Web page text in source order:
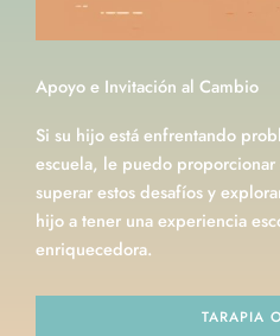
Apoyo e Invitación al Cambio
Si su hijo está enfrentando
escuela, le puedo
superar estos desafíos y
hijo a tener una experiencia
enriquecedora.
TARAPIA